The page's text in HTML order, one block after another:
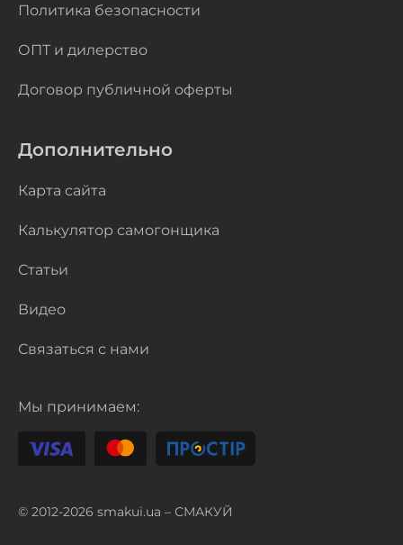
Политика безопасности
ОПТ и дилерство
Договор публичной оферты
Дополнительно
Карта сайта
Калькулятор самогонщика
Статьи
Видео
Связаться с нами
Мы принимаем:
© 2012-2026 smakui.ua – СМАКУЙ